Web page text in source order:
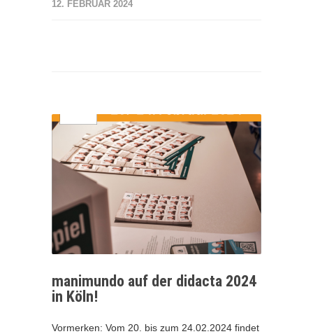
12. FEBRUAR 2024
manimundo auf der didacta 2024
in Köln!
Vormerken: Vom 20. bis zum 24.02.2024 findet